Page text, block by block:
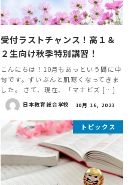
受付ラストチャンス！高１＆
２生向け秋季特別講習！
こんにちは！10月もあっという間に中
旬です。ずいぶんと肌寒くなってきま
した。 さて、現在、「マナビズ […]
日本教育総合学校 10月 16, 2023
トピックス